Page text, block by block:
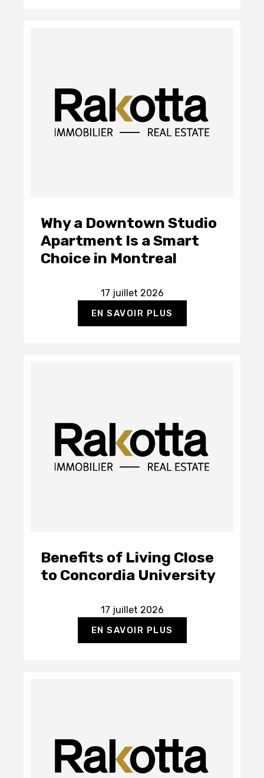
Why a Downtown Studio
Apartment Is a Smart
Choice in Montreal
17 juillet 2026
EN SAVOIR PLUS
Benefits of Living Close
to Concordia University
17 juillet 2026
EN SAVOIR PLUS